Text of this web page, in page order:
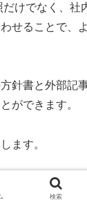
けでなく、社
せることで、
針書と外部記
ができます。
ます。
要約を入力また
検索